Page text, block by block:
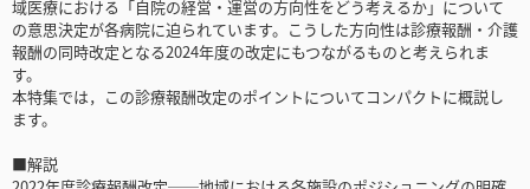
域医療における「自院の経営・運営の方向性をどう考えるか」について
の意思決定が各病院に迫られています。こうした方向性は診療報酬・介護
報酬の同時改定となる2024年度の改定にもつながるものと考えられま
す。
本特集では，この診療報酬改定のポイントについてコンパクトに概説し
ます。
■解説